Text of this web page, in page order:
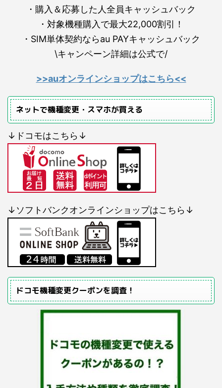
・購入＆応募した人全員キャッシュバック
・対象機種購入で最大22,000割引！
・SIM単体契約ならau PAYキャッシュバック
\キャンペーン詳細は公式で/
>>auオンラインショップはこちら<<
ネットで機種変更・スマホが買える
↓ドコモはこちら↓
↓ソフトバンクオンラインショップはこちら↓
ドコモ機種変更クーポンを調査！